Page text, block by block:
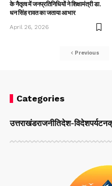
के नैतृत्व में जनप्रतिनिधियों ने शिक्षामंत्री डा.
धन सिंह रावत का जताया आभार
April 26, 2026
Previous
Categories
उत्तराखंडराजनीतिदेश-विदेशपर्यटन